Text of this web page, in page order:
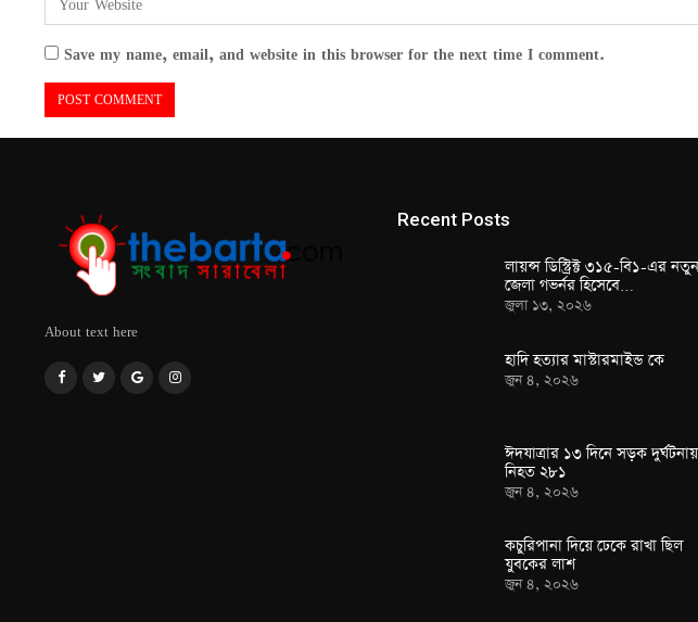
Save my name, email, and website in this browser for the next time I comment.
About text here
Recent Posts
লায়ন্স ডিস্ট্রিক্ট ৩১৫-বি১-এর নতুন
জেলা গভর্নর হিসেবে…
জুলা ১৩, ২০২৬
হাদি হত্যার মাস্টারমাইন্ড কে
জুন ৪, ২০২৬
ঈদযাত্রার ১৩ দিনে সড়ক দুর্ঘটনায়
নিহত ২৮১
জুন ৪, ২০২৬
কচুরিপানা দিয়ে ঢেকে রাখা ছিল
যুবকের লাশ
জুন ৪, ২০২৬